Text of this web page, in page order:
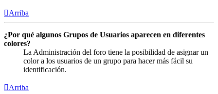
Arriba
¿Por qué algunos Grupos de Usuarios aparecen en diferentes
colores?
La Administración del foro tiene la posibilidad de asignar un
color a los usuarios de un grupo para hacer más fácil su
identificación.
Arriba